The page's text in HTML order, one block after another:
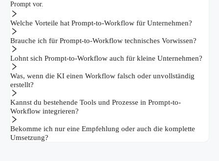
Prompt vor.
Welche Vorteile hat Prompt-to-Workflow für Unternehmen?
Brauche ich für Prompt-to-Workflow technisches Vorwissen?
Lohnt sich Prompt-to-Workflow auch für kleine Unternehmen?
Was, wenn die KI einen Workflow falsch oder unvollständig
erstellt?
Kannst du bestehende Tools und Prozesse in Prompt-to-
Workflow integrieren?
Bekomme ich nur eine Empfehlung oder auch die komplette
Umsetzung?